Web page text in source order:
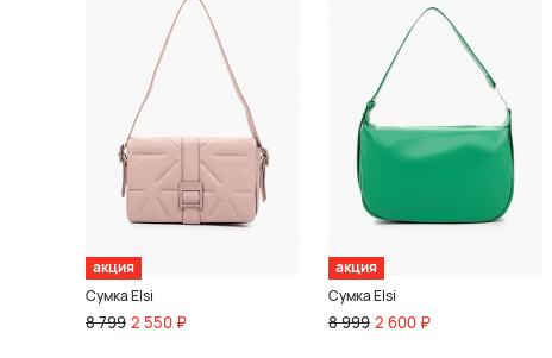
акция
Сумка Elsi
8 799 2 550 ₽
акция
Сумка Elsi
8 999 2 600 ₽